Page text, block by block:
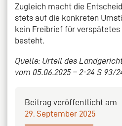
Zugleich macht die
stets auf die konkreten
kein Freibrief für verspätetes
besteht.
Quelle: Urteil des
vom 05.06.2025 – 2-24 S 93/
Beitrag veröffentlicht am
29. September 2025